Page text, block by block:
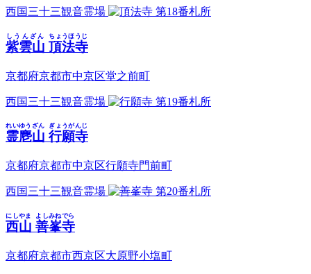
西国三十三観音霊場 第18番札所
紫雲山
しうんざん
頂法寺
ちょうほうじ
京都府京都市中京区堂之前町
西国三十三観音霊場 第19番札所
霊麀山
れいゆうざん
行願寺
ぎょうがんじ
京都府京都市中京区行願寺門前町
西国三十三観音霊場 第20番札所
西山
にしやま
善峯寺
よしみねでら
京都府京都市西京区大原野小塩町